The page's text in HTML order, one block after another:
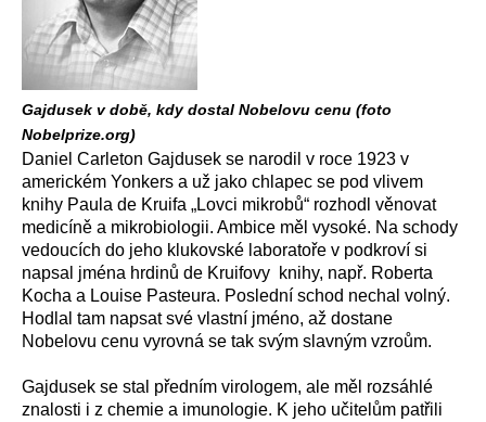
Gajdusek v době, kdy dostal Nobelovu cenu (foto
Nobelprize.org)
Daniel Carleton Gajdusek se narodil v roce 1923 v
americkém Yonkers a už jako chlapec se pod vlivem
knihy Paula de Kruifa „Lovci mikrobů“ rozhodl věnovat
medicíně a mikrobiologii. Ambice měl vysoké. Na schody
vedoucích do jeho klukovské laboratoře v podkroví si
napsal jména hrdinů de Kruifovy knihy, např. Roberta
Kocha a Louise Pasteura. Poslední schod nechal volný.
Hodlal tam napsat své vlastní jméno, až dostane
Nobelovu cenu vyrovná se tak svým slavným vzroům.
Gajdusek se stal předním virologem, ale měl rozsáhlé
znalosti i z chemie a imunologie. K jeho učitelům patřili